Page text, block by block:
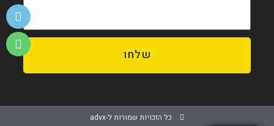
שלחו
כל הזכויות שמורות ל-advx